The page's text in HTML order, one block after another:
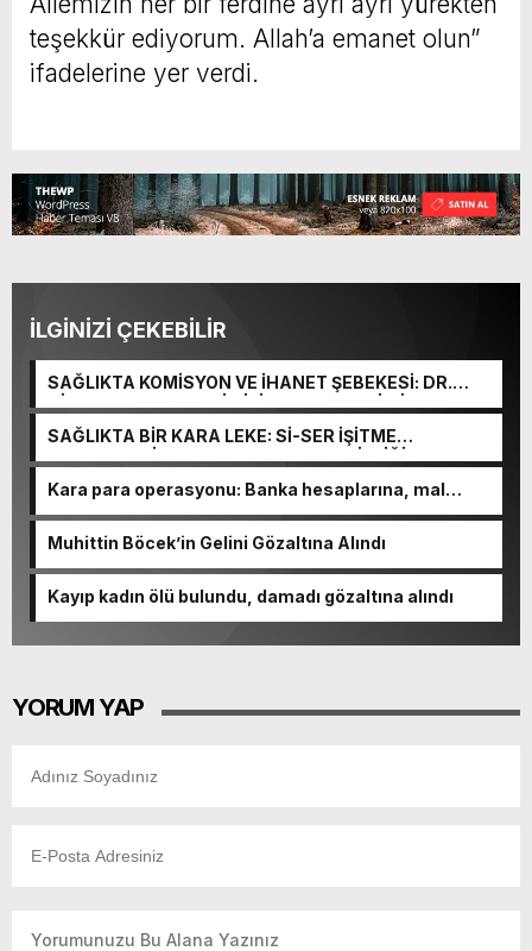
teşekkür ediyorum. Allah’a emanet olun”
ifadelerine yer verdi.
İLGİNİZİ ÇEKEBİLİR
SAĞLIKTA KOMİSYON VE İHANET ŞEBEKESİ: DR.
NİHAT URUÇ VE SEMİH İŞİTME MERKEZİ’NİN SGK
VURGUNU!
SAĞLIKTA BİR KARA LEKE: Sİ-SER İŞİTME
MERKEZLERİ VE MODERN UMUT TACİRLİĞİ
Kara para operasyonu: Banka hesaplarına, mal
Muhittin Böcek’in Gelini Gözaltına Alındı
Kayıp kadın ölü bulundu, damadı gözaltına alındı
YORUM YAP